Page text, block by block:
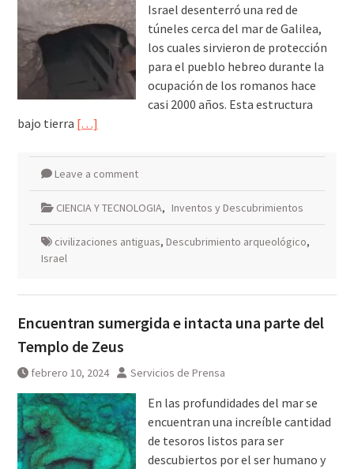
Israel desenterró una red de
túneles cerca del mar de Galilea,
los cuales sirvieron de protección
para el pueblo hebreo durante la
ocupación de los romanos hace
casi 2000 años. Esta estructura
bajo tierra […]
Leave a comment
CIENCIA Y TECNOLOGIA, Inventos y Descubrimientos
civilizaciones antiguas, Descubrimiento arqueológico,
Israel
Encuentran sumergida e intacta una parte del
Templo de Zeus
febrero 10, 2024 Servicios de Prensa
En las profundidades del mar se
encuentran una increíble cantidad
de tesoros listos para ser
descubiertos por el ser humano y